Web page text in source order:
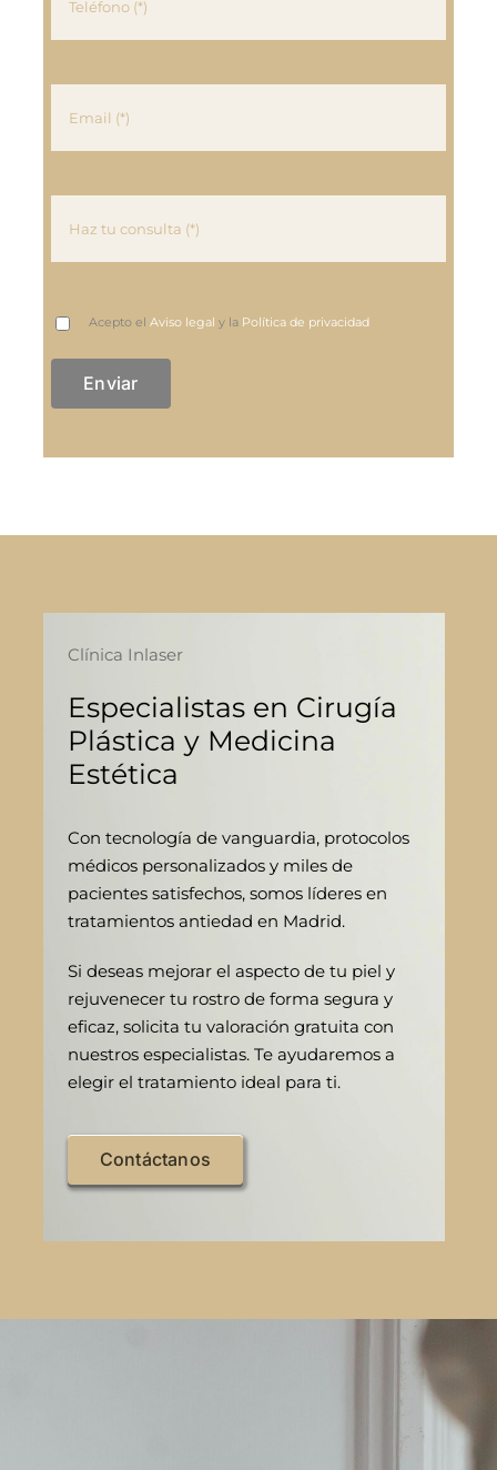
Acepto elAviso legal y la Política de privacidad
Clínica Inlaser
Especialistas en Cirugía
Plástica y Medicina
Estética
Con tecnología de vanguardia, protocolos
médicos personalizados y miles de
pacientes satisfechos, somos líderes en
tratamientos antiedad en Madrid.
Si deseas mejorar el aspecto de tu piel y
rejuvenecer tu rostro de forma segura y
eficaz, solicita tu valoración gratuita con
nuestros especialistas. Te ayudaremos a
elegir el tratamiento ideal para ti.
Contáctanos